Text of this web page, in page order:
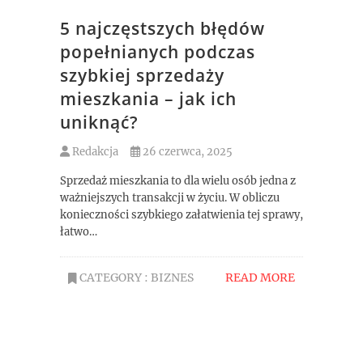
5 najczęstszych błędów
popełnianych podczas
szybkiej sprzedaży
mieszkania – jak ich
uniknąć?
Redakcja 26 czerwca, 2025
Sprzedaż mieszkania to dla wielu osób jedna z
ważniejszych transakcji w życiu. W obliczu
konieczności szybkiego załatwienia tej sprawy,
łatwo…
CATEGORY : BIZNES READ MORE